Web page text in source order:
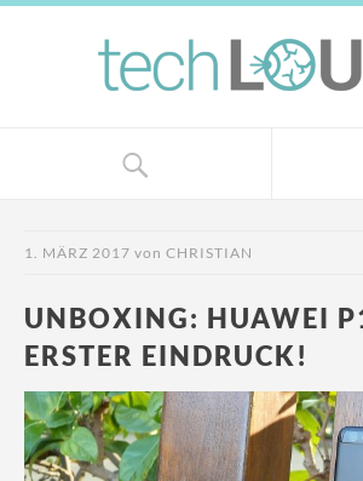
1. MÄRZ 2017 von CHRISTIAN
UNBOXING: HUAWEI
ERSTER EINDRUCK!